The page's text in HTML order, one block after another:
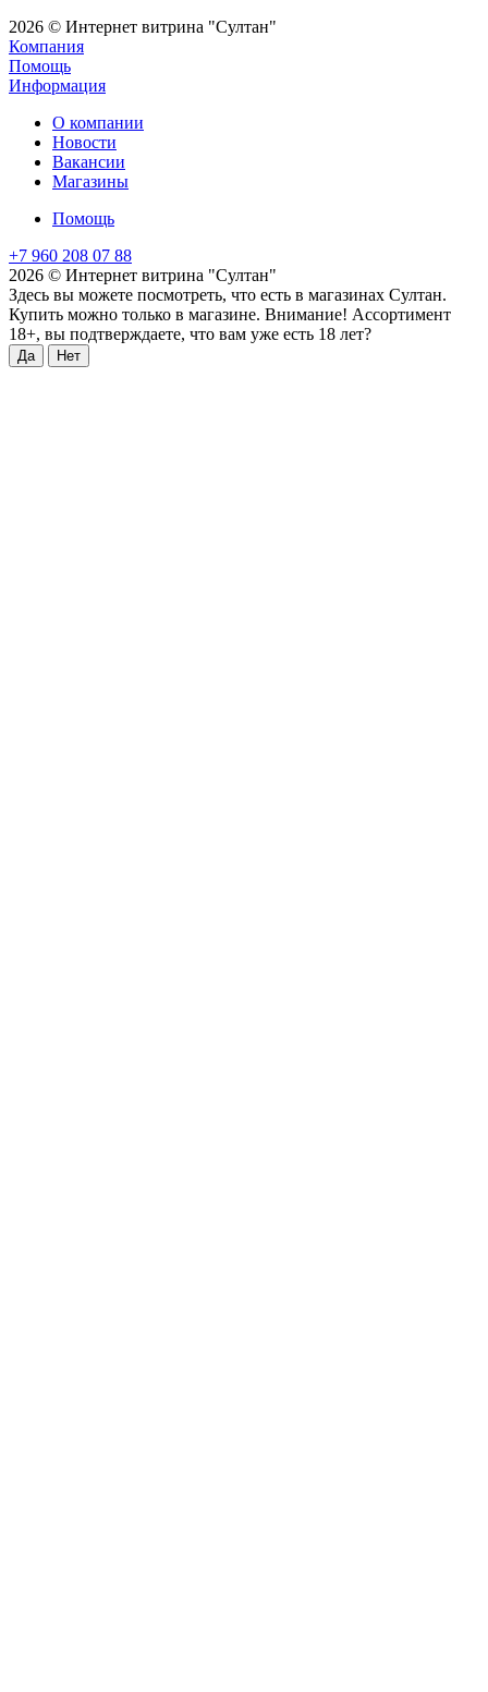
2026 © Интернет витрина "Султан"
Компания
Помощь
Информация
О компании
Новости
Вакансии
Магазины
Помощь
+7 960 208 07 88
2026 © Интернет витрина "Султан"
Здесь вы можете посмотреть, что есть в магазинах Султан.
Купить можно только в магазине. Внимание! Ассортимент
18+, вы подтверждаете, что вам уже есть 18 лет?